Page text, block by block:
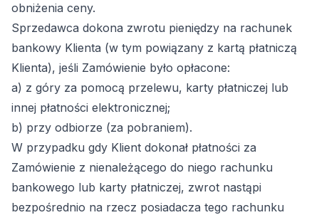
obniżenia ceny.
Sprzedawca dokona zwrotu pieniędzy na rachunek
bankowy Klienta (w tym powiązany z kartą płatniczą
Klienta), jeśli Zamówienie było opłacone:
a) z góry za pomocą przelewu, karty płatniczej lub
innej płatności elektronicznej;
b) przy odbiorze (za pobraniem).
W przypadku gdy Klient dokonał płatności za
Zamówienie z nienależącego do niego rachunku
bankowego lub karty płatniczej, zwrot nastąpi
bezpośrednio na rzecz posiadacza tego rachunku